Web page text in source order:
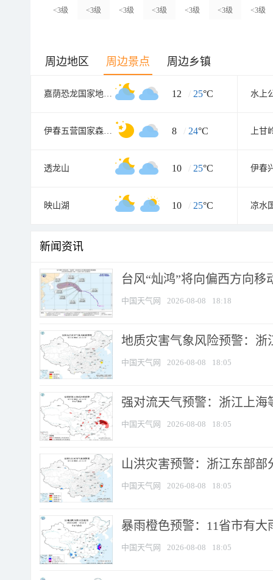
<3级 <3级 <3级 <3级 <3级 <3级 <3级
周边地区 周边景点 周边乡镇
嘉荫恐龙国家地质公园 12 / 25°C 水上
伊春五营国家森林公园 8 / 24°C
透龙山 10 / 25°C 伊春
映山湖 10 / 25°C 凉水
新闻资讯
台风“灿鸿”将向偏西方向移
中国天气网 2026-08-08 18:18
地质灾害气象风险预警：
中国天气网 2026-08-08 18:05
强对流天气预警：浙江上海
中国天气网 2026-08-08 18:05
山洪灾害预警：浙江东部
中国天气网 2026-08-08 18:05
暴雨橙色预警：11省市有
中国天气网 2026-08-08 18:05